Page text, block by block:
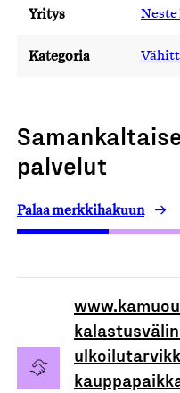
Yritys
Kategoria
palvelut
Palaa merkkihakuun